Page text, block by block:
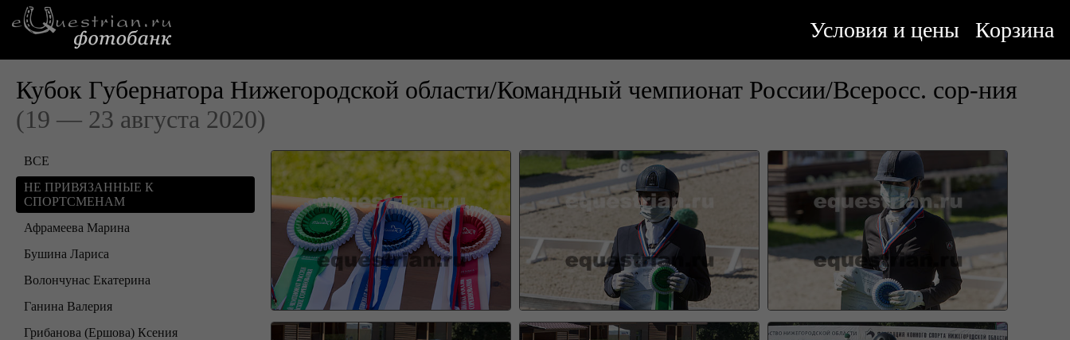
Корзина
Условия и цены
Кубок Губернатора Нижегородской области/Командный чемпионат России/Всеросс. сор-ния
(19 — 23 августа 2020)
ВСЕ
НЕ ПРИВЯЗАННЫЕ К
СПОРТСМЕНАМ
Афрамеева Марина
Бушина Лариса
Волончунас Екатерина
Ганина Валерия
Грибанова (Ершова) Ксения